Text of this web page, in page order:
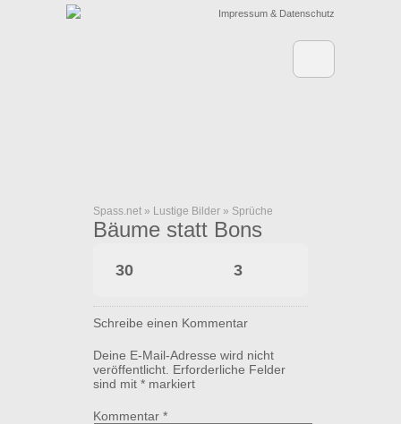
Impressum & Datenschutz
Spass.net » Lustige Bilder » Sprüche
Bäume statt Bons
30 3
Schreibe einen Kommentar
Deine E-Mail-Adresse wird nicht
veröffentlicht. Erforderliche Felder
sind mit * markiert
Kommentar *